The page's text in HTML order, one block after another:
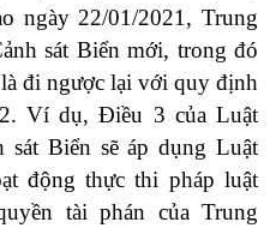
ngày 22/01/2021, Trung
sát Biển mới, trong đó
đi ngược lại với quy định
Ví dụ, Điều 3 của Luật
sát Biển sẽ áp dụng Luật
động thực thi pháp luật
tài phán của Trung